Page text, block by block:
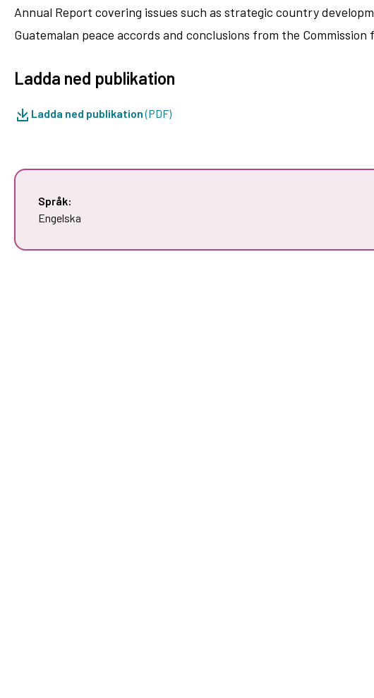
Annual Report covering issues such as strategic country
Guatemalan peace accords and conclusions from the
Ladda ned publikation
Ladda ned publikation(PDF)
Språk:
Engelska